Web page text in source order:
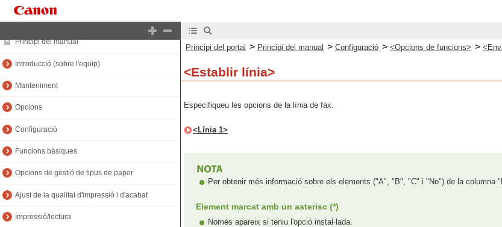
Principi del portal
Principi del manual
Introducció (sobre l'equip)
Manteniment
Opcions
Configuració
Funcions bàsiques
Opcions de gestió de tipus de paper
Ajust de la qualitat d'impressió i d'acabat
Impressió/lectura
Principi del portal > Principi del manual > Configuració > <Opcions de funcions> >
<Establir línia>
Especifiqueu les opcions de la línia de fax.
<Línia 1>
Per obtenir més informació sobre els elements ("A", "B", "C" i "No") de la columna
Element marcat amb un asterisc (*)
Només apareix si teniu l'opció instal·lada.